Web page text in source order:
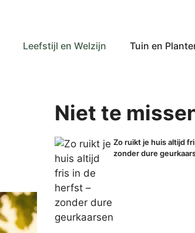
Leefstijl en Welzijn Tuin en
Niet te
Zo ruikt je huis altijd
zonder dure